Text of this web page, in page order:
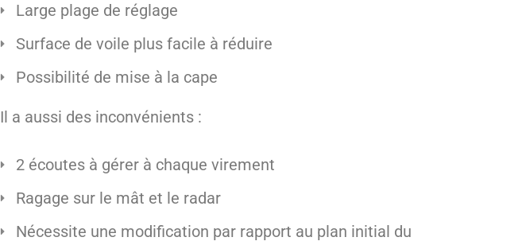
Large plage de réglage
Surface de voile plus facile à réduire
Possibilité de mise à la cape
Il a aussi des inconvénients :
2 écoutes à gérer à chaque virement
Ragage sur le mât et le radar
Nécessite une modification par rapport au plan initial du